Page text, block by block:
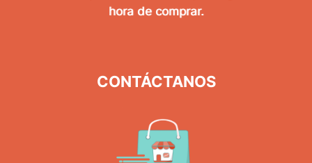
hora de comprar.
CONTÁCTANOS